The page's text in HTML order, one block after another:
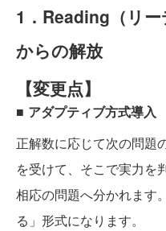
1．Reading（リ
からの解放
【変更点】
■ アダプティブ方式導入
正解数に応じて次の問題
を受けて、そこで実力を
相応の問題へ分かれます
る」形式になります。